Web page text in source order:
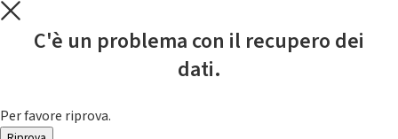
C'è un problema con il recupero dei
dati.
Per favore riprova.